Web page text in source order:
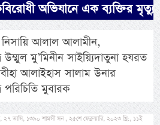
অভিযানে এক ব্যক্তির মৃত্যুর
আলাল আলামীন,
উম্মুল মু’মিনীন সাইয়্যিদাতুনা হযরত
আলাইহাস সালাম উনার
পরিচিতি মুবারক
২৭ তাসি, ১৩৯০ শামসী সন , ২৫শে ফেব্রুয়ারি, ২০২৩ খ্রি:, ১১ই